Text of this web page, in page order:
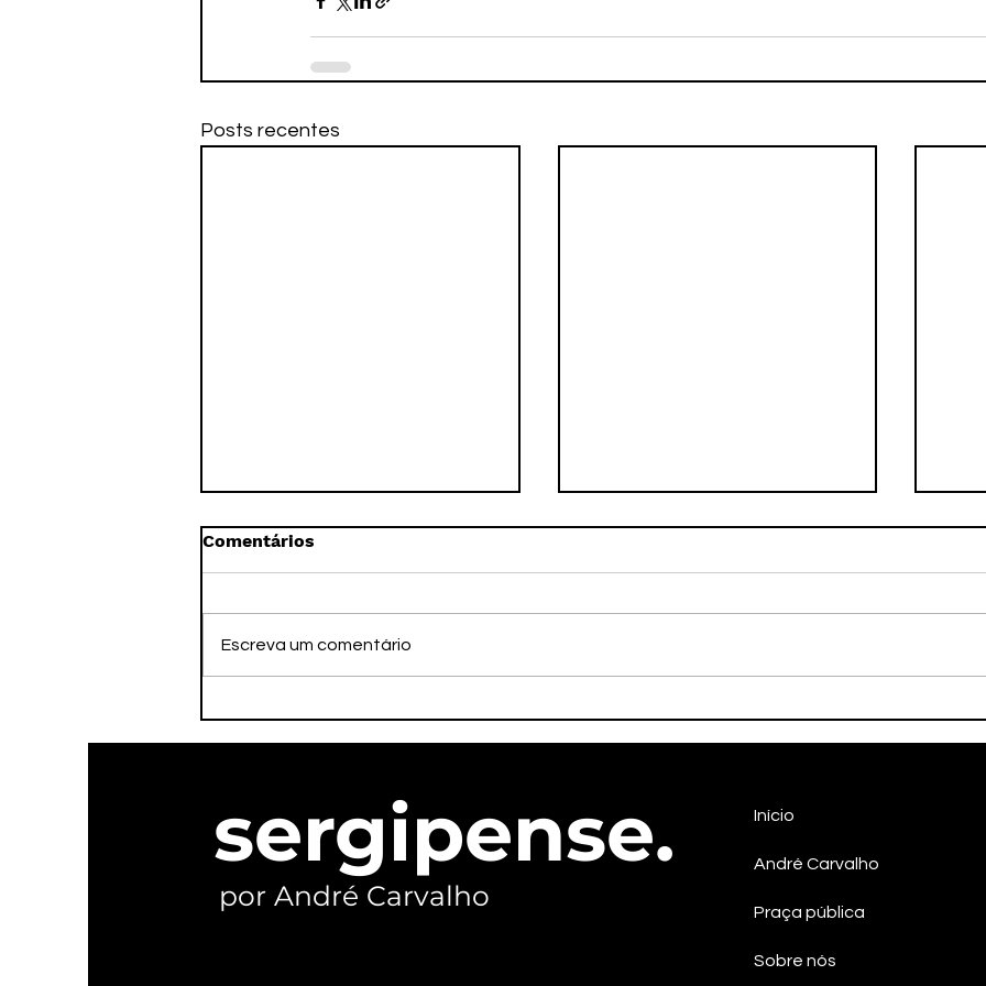
Posts recentes
Comentários
Escreva um comentário
sergipense.
por André Carvalho
Início
André Carvalho
Praça pública
Sobre nós